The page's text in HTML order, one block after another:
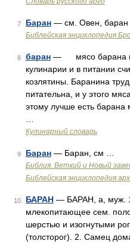
7 Баран — см. Овен, баран
Библейская энциклопедия
8 баран — мясо барана
кулинарии и в питании
козлятины. Баранина
питательна, и у этого
этому лучше есть
Кулинарный словарь
9 Баран — Баран, см …
Библия. Ветхий и Новый
Библейская энциклопедия
10 БАРАН — БАРАН, а, муж.
млекопитающее сем.
шерстью и изогнутыми
(толсторог). 2. Самец